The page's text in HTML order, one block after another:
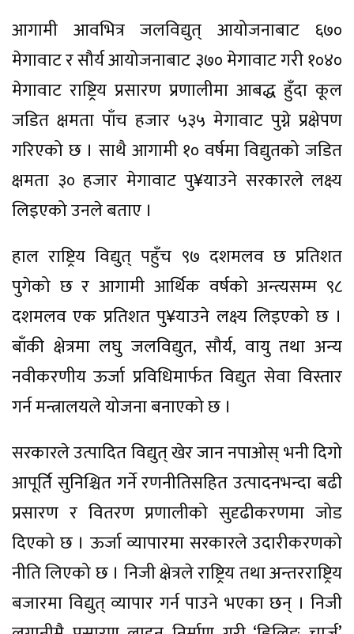
आगामी आवभित्र जलविद्युत् आयोजनाबाट ६७०
मेगावाट र सौर्य आयोजनाबाट ३७० मेगावाट गरी १०४०
मेगावाट राष्ट्रिय प्रसारण प्रणालीमा आबद्ध हुँदा कूल
जडित क्षमता पाँच हजार ५३५ मेगावाट पुग्ने प्रक्षेपण
गरिएको छ । साथै आगामी १० वर्षमा विद्युतको जडित
क्षमता ३० हजार मेगावाट पु¥याउने सरकारले लक्ष्य
लिइएको उनले बताए ।
हाल राष्ट्रिय विद्युत् पहुँच ९७ दशमलव छ प्रतिशत
पुगेको छ र आगामी आर्थिक वर्षको अन्त्यसम्म ९८
दशमलव एक प्रतिशत पु¥याउने लक्ष्य लिइएको छ ।
बाँकी क्षेत्रमा लघु जलविद्युत, सौर्य, वायु तथा अन्य
नवीकरणीय ऊर्जा प्रविधिमार्फत विद्युत सेवा विस्तार
गर्न मन्त्रालयले योजना बनाएको छ ।
सरकारले उत्पादित विद्युत् खेर जान नपाओस् भनी दिगो
आपूर्ति सुनिश्चित गर्ने रणनीतिसहित उत्पादनभन्दा बढी
प्रसारण र वितरण प्रणालीको सुदृढीकरणमा जोड
दिएको छ । ऊर्जा व्यापारमा सरकारले उदारीकरणको
नीति लिएको छ । निजी क्षेत्रले राष्ट्रिय तथा अन्तरराष्ट्रिय
बजारमा विद्युत् व्यापार गर्न पाउने भएका छन् । निजी